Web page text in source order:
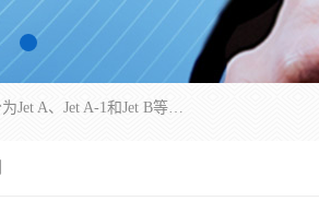
航空煤油（Jet Fuel）是专门为喷气式航空发动机设计的高纯度燃料，主要分为Jet A、Jet A-1和Jet B等类型。其特点是闪点高、低温流动性好，并添加了抗静电剂和抗氧化剂以确保飞行安全。航空煤油需